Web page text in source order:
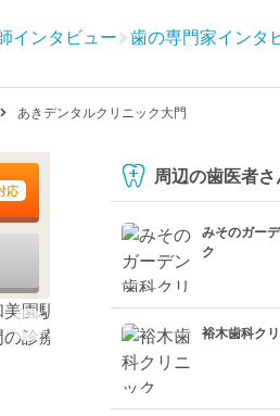
インタビュー 歯の専門家インタ
あきデンタルクリニック大門
応
周辺の歯医者さ
みそのガー
ク
裕木歯科ク